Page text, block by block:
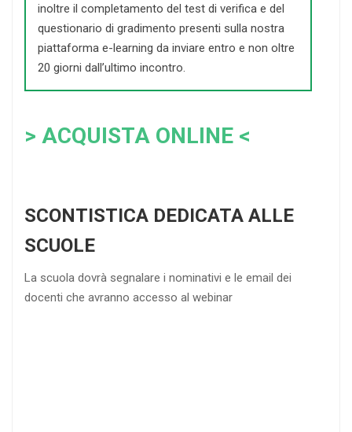
inoltre il completamento del test di verifica e del
questionario di gradimento presenti sulla nostra
piattaforma e-learning da inviare entro e non oltre
20 giorni dall’ultimo incontro.
> ACQUISTA ONLINE <
SCONTISTICA DEDICATA ALLE
SCUOLE
La scuola dovrà segnalare i nominativi e le email dei
docenti che avranno accesso al webinar